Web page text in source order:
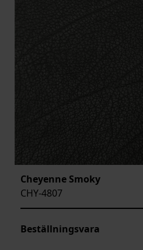
Cheyenne Smoky
CHY-4807
Beställningsvara